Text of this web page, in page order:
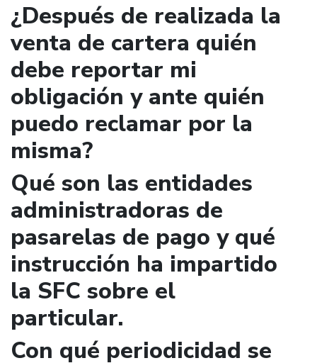
¿Después de realizada la
venta de cartera quién
debe reportar mi
obligación y ante quién
puedo reclamar por la
misma?
Qué son las entidades
administradoras de
pasarelas de pago y qué
instrucción ha impartido
la SFC sobre el
particular.
Con qué periodicidad se